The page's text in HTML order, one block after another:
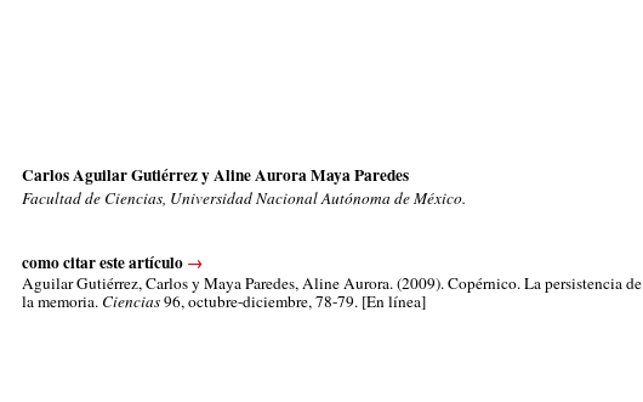
Carlos Aguilar Gutiérrez y Aline Aurora Maya Paredes
Facultad de Ciencias, Universidad Nacional Autónoma de México.
como citar este artículo →
Aguilar Gutiérrez, Carlosy Maya Paredes, Aline Aurora. (2009). Copérnico. La persistencia de
la memoria. Ciencias96, octubre-diciembre, 78-79. [En línea]